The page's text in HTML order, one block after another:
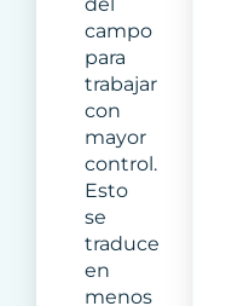
campo
para
trabajar
con
mayor
control.
Esto
se
traduce
en
menos